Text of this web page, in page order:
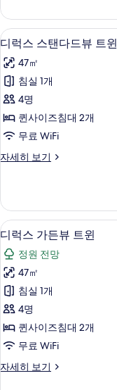
사
진
모
두
보
기
사
이
드
뷰
킹
자
히
보
기
디
럭
스
스
탠
다
드
뷰
윈
사
진
모
두
보
기
6
디럭스 스탠다드뷰 트윈
47㎡
침실 1개
4명
퀸사이즈침대 2개
무료 WiFi
자세히 보기
디
탠
다
드
뷰
트
윈
자
세
히
보
기
디
럭
스
가
든
뷰
트
윈
사
6
디럭스 가든뷰 트윈
정원 전망
47㎡
침실 1개
4명
퀸사이즈침대 2개
무료 WiFi
자세히 보기
디